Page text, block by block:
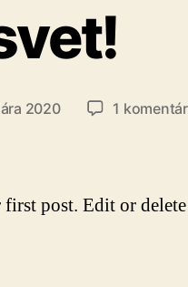
2020 1 komentár
post. Edit or